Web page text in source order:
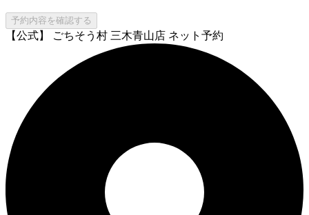
予約内容を確認する
【公式】 ごちそう村 三木青山店 ネット予約